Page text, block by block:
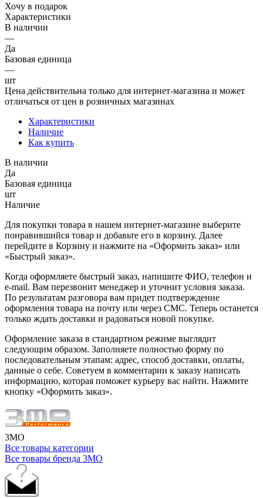
Хочу в подарок
Характеристики
В наличии
—
Да
Базовая единица
—
шт
Цена действительна только для интернет-магазина и может
отличаться от цен в розничных магазинах
Характеристики
Наличие
Как купить
В наличии
Да
Базовая единица
шт
Наличие
Для покупки товара в нашем интернет-магазине выберите
понравившийся товар и добавьте его в корзину. Далее
перейдите в Корзину и нажмите на «Оформить заказ» или
«Быстрый заказ».
Когда оформляете быстрый заказ, напишите ФИО, телефон и
e-mail. Вам перезвонит менеджер и уточнит условия заказа.
По результатам разговора вам придет подтверждение
оформления товара на почту или через СМС. Теперь останется
только ждать доставки и радоваться новой покупке.
Оформление заказа в стандартном режиме выглядит
следующим образом. Заполняете полностью форму по
последовательным этапам: адрес, способ доставки, оплаты,
данные о себе. Советуем в комментарии к заказу написать
информацию, которая поможет курьеру вас найти. Нажмите
кнопку «Оформить заказ».
3MO
Все товары категории
Все товары бренда 3MO